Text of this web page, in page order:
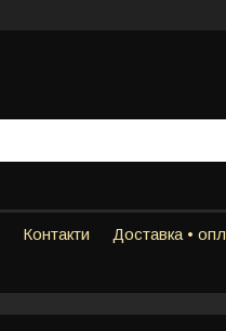
Контакти Доставка •